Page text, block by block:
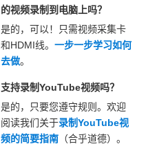
的视频录制到电脑上吗？
是的，可以！只需视频采集卡
和HDMI线。一步一步学习如何
去做。
支持录制YouTube视频吗？
是的，只要您遵守规则。欢迎
阅读我们关于录制YouTube视
频的简要指南 （合乎道德）。